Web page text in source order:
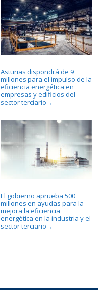
Asturias dispondrá de 9
millones para el impulso de la
eficiencia energética en
empresas y edificios del
sector terciario →
El gobierno aprueba 500
millones en ayudas para la
mejora la eficiencia
energética en la industria y el
sector terciario →